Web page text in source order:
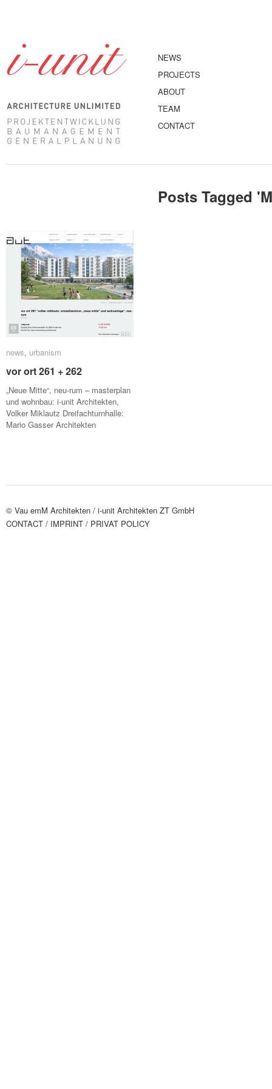
NEWS
PROJECTS
ABOUT
TEAM
CONTACT
Posts Tagged '
news, urbanism
vor ort 261 + 262
„Neue Mitte“, neu-rum – masterplan
und wohnbau: i-unit Architekten,
Volker Miklautz Dreifachturnhalle:
Mario Gasser Architekten
news urbanism
vor ort 261 + 262
© Vau emM Architekten / i-unit Architekten ZT GmbH
CONTACT / IMPRINT / PRIVAT POLICY